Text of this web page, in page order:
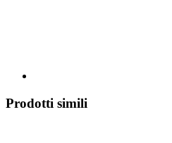
Prodotti simili